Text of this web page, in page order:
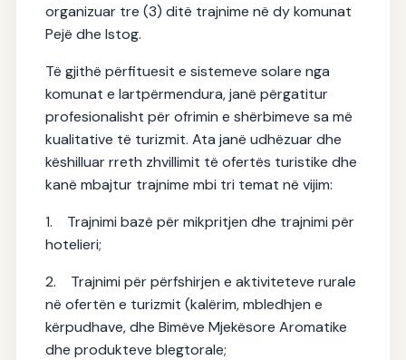
organizuar tre (3) ditë trajnime në dy komunat
Pejë dhe Istog.
Të gjithë përfituesit e sistemeve solare nga
komunat e lartpërmendura, janë përgatitur
profesionalisht për ofrimin e shërbimeve sa më
kualitative të turizmit. Ata janë udhëzuar dhe
këshilluar rreth zhvillimit të ofertës turistike dhe
kanë mbajtur trajnime mbi tri temat në vijim:
1.
Trajnimi bazë për mikpritjen dhe trajnimi për
hotelieri;
2.
Trajnimi për përfshirjen e aktiviteteve rurale
në ofertën e turizmit (kalërim, mbledhjen e
kërpudhave, dhe Bimëve Mjekësore Aromatike
dhe produkteve blegtorale;